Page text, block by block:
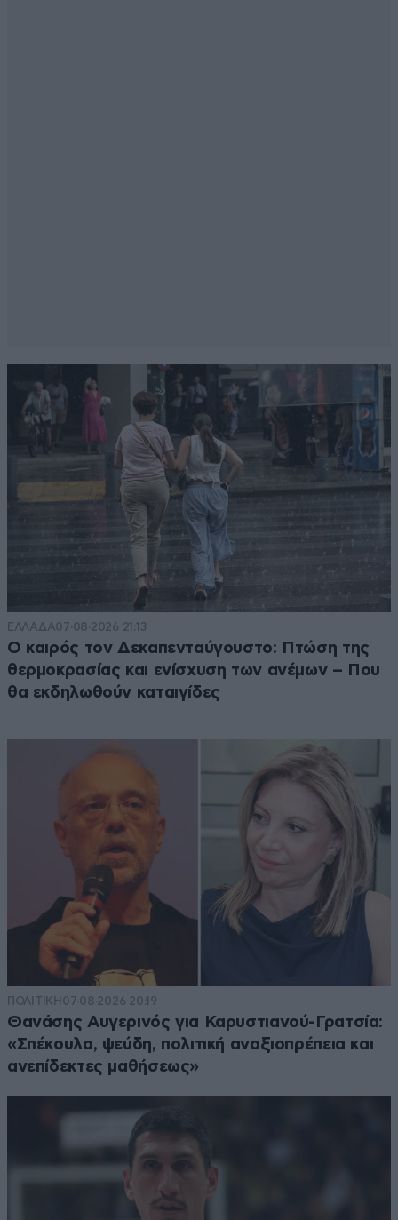
ΕΛΛΑΔΑ07·08·2026 21:13
Ο καιρός τον Δεκαπενταύγουστο: Πτώση της
θερμοκρασίας και ενίσχυση των ανέμων – Που
θα εκδηλωθούν καταιγίδες
ΠΟΛΙΤΙΚΗ 07·08·2026 20:19
Θανάσης Αυγερινός για Καρυστιανού-Γρατσία:
«Σπέκουλα, ψεύδη, πολιτική αναξιοπρέπεια και
ανεπίδεκτες μαθήσεως»